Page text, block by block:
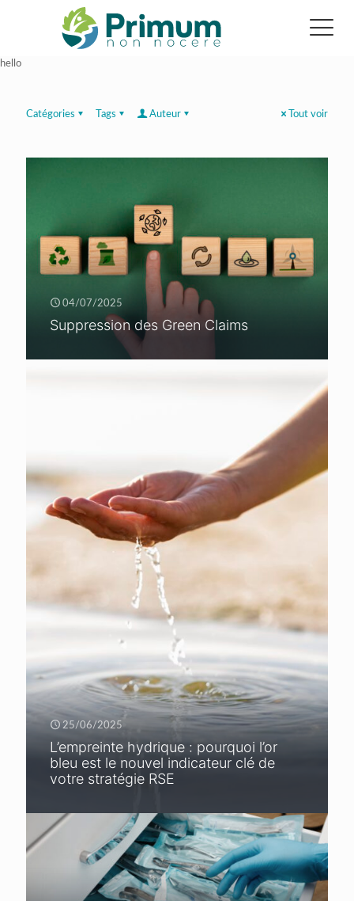
hello
Catégories Tags Auteur Tout voir
04/07/2025
Suppression des Green Claims
25/06/2025
L’empreinte hydrique : pourquoi l’or
bleu est le nouvel indicateur clé de
votre stratégie RSE